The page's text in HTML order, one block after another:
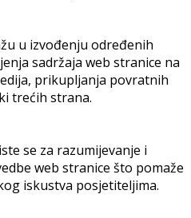
u izvođenju određenih
sadržaja web stranice na
prikupljanja povratnih
trećih strana.
se za razumijevanje i
web stranice što pomaže
iskustva posjetiteljima.